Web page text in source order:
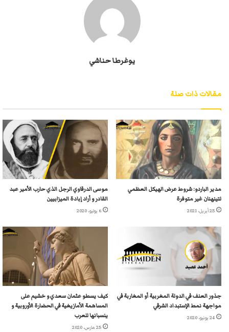
يوغرطا حناشي
مقالات ذات صلة
مدير الباردو: شروط عرض الهيكل العظمي
لتينهنان غير متوفرة
25 أبريل، 2021
موسى الدرقاوي الرجل الذي حارب الأمير عبد
القادر و أراد إبادة الميزابيين
6 يوليو، 2020
جذور العنف في الدولة المغربية أو المغاربة في
مواجهة نمط الإستبداد الشرقي
24 يونيو، 2020
كيف يسطو عثمان سعدي و خشيم على
المساهمة الأمازيغية في الحضارة الأوروبية و
ينسبانها للعرب
25 مارس، 2020